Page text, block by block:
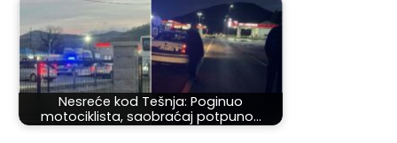
Nesreće kod Tešnja: Poginuo
motociklista, saobraćaj potpuno…